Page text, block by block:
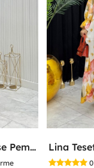
İpek Tesettür Elbise Pembe Pembe
0